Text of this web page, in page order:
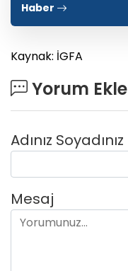
Haber
Kaynak: İGFA
Yorum Ekle
Adınız Soyadınız
Mesaj